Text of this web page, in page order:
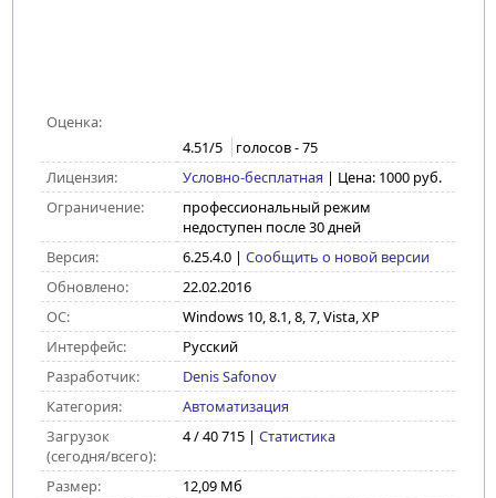
Оценка:
4.51/5 голосов -75
Лицензия:
Условно-бесплатная | Цена: 1000 руб.
Ограничение:
профессиональный режим
недоступен после 30 дней
Версия:
6.25.4.0| Сообщить о новой версии
Обновлено:
22.02.2016
ОС:
Windows 10, 8.1, 8, 7, Vista, XP
Интерфейс:
Русский
Разработчик:
Denis Safonov
Категория:
Автоматизация
Загрузок
(сегодня/всего):
4 / 40 715 | Статистика
Размер: 12,09 Мб